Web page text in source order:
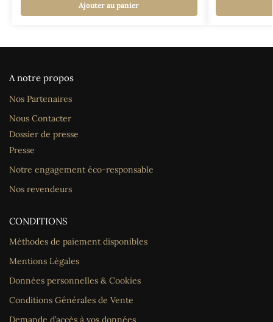
Ajouter au panier
A notre propos
Nos Partenaires
Nous Contacter
Dossier de presse
Presse
Notre engagement éco-responsable
Nos revendeurs
CONDITIONS
Méthodes de paiement disponibles
Mentions Légales
Données personnelles & Cookies
Conditions Générales de Vente
Demande d’accès à vos données